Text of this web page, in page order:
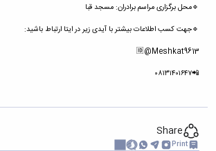
🔹محل برگزاری مراسم برادران: مسجد قبا
🔹جهت کسب اطلاعات بیشتر با آیدی زیر در ایتا ارتباط باشید:
🆔@Meshkat9613
📲۰۸۱۳۱۴۰۱۶۴۷
Share
Print